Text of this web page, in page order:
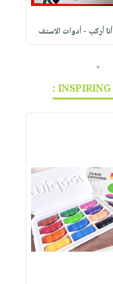
أنا أركب - أدوات الاستف
5